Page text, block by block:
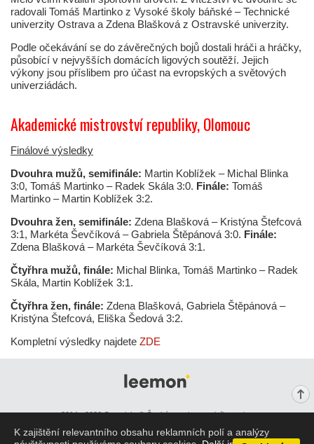
K zajištění relevantního obsahu reklamních polí a analýzy
radovali Tomáš Martinko z Vysoké školy báňské – Technické
univerzity Ostrava a Zdena Blašková z Ostravské univerzity.
Podle očekávání se do závěrečných bojů dostali hráči a hráčky,
působící v nejvyšších domácích ligových soutěží. Jejich
výkony jsou příslibem pro účast na evropských a světových
univerziádách.
Akademické mistrovství republiky, Olomouc
Finálové výsledky
Dvouhra mužů, semifinále: Martin Koblížek – Michal Blinka
3:0, Tomáš Martinko – Radek Skála 3:0. Finále: Tomáš
Martinko – Martin Koblížek 3:2.
Dvouhra žen, semifinále: Zdena Blašková – Kristýna Štefcová
3:1, Markéta Ševčíková – Gabriela Štěpánová 3:0. Finále:
Zdena Blašková – Markéta Ševčíková 3:1.
Čtyřhra mužů, finále: Michal Blinka, Tomáš Martinko – Radek
Skála, Martin Koblížek 3:1.
Čtyřhra žen, finále: Zdena Blašková, Gabriela Štěpánová –
Kristýna Štefcová, Eliška Šedová 3:2.
Kompletní výsledky najdete ZDE
2014 - 2026 Copyright © Česká asociace stolního tenisu
Zobrazit web klasicky